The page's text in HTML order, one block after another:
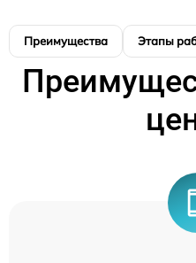
Преимущества Этапы